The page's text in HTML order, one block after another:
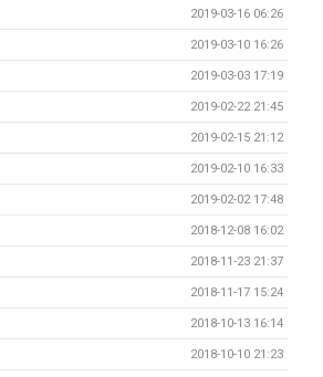
2019-03-16 06:26
2019-03-10 16:26
2019-03-03 17:19
2019-02-22 21:45
2019-02-15 21:12
2019-02-10 16:33
2019-02-02 17:48
2018-12-08 16:02
2018-11-23 21:37
2018-11-17 15:24
2018-10-13 16:14
2018-10-10 21:23